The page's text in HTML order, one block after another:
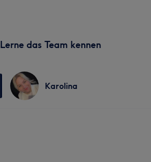
Lerne das Team kennen
Karolina